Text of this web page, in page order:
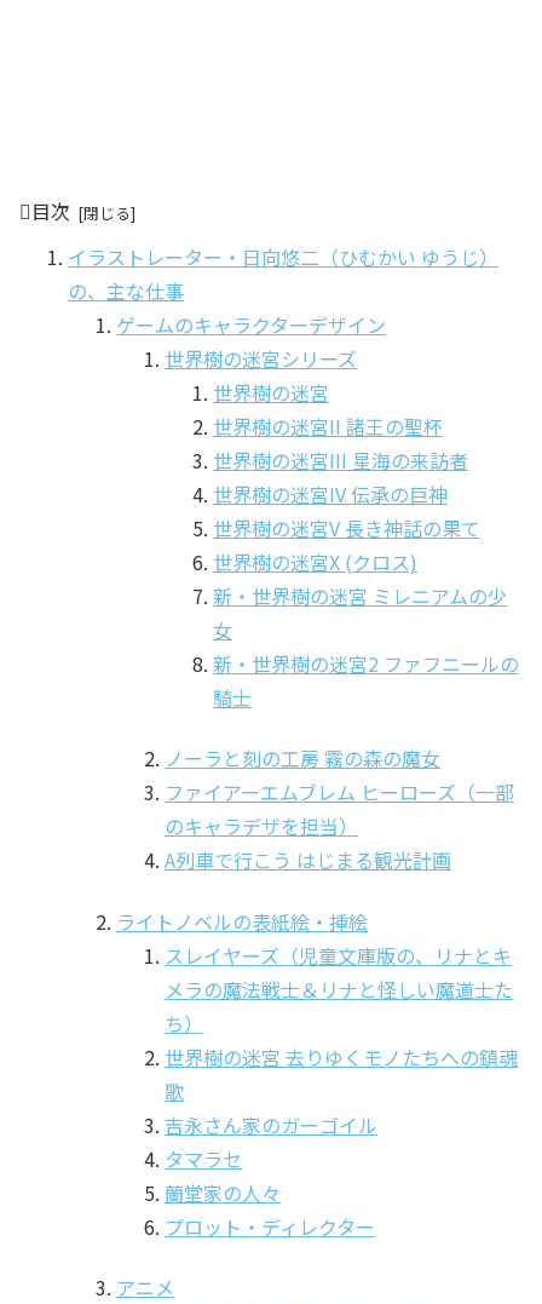
目次
イラストレーター・日向悠二（ひむかい ゆうじ）
の、主な仕事
ゲームのキャラクターデザイン
世界樹の迷宮シリーズ
世界樹の迷宮
世界樹の迷宮II 諸王の聖杯
世界樹の迷宮III 星海の来訪者
世界樹の迷宮IV 伝承の巨神
世界樹の迷宮V 長き神話の果て
世界樹の迷宮X (クロス)
新・世界樹の迷宮 ミレニアムの少
女
新・世界樹の迷宮2 ファフニールの
騎士
ノーラと刻の工房 霧の森の魔女
ファイアーエムブレム ヒーローズ（一部
のキャラデザを担当）
A列車で行こう はじまる観光計画
ライトノベルの表紙絵・挿絵
スレイヤーズ（児童文庫版の、リナとキ
メラの魔法戦士＆リナと怪しい魔道士た
ち）
世界樹の迷宮 去りゆくモノたちへの鎮魂
歌
吉永さん家のガーゴイル
タマラセ
蘭堂家の人々
プロット・ディレクター
アニメ